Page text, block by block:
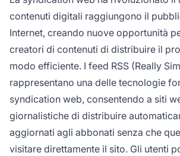
contenuti digitali raggiungono il
Internet, creando nuove opportunità
creatori di contenuti di distribuire il
modo efficiente. I feed RSS (Really
rappresentano una delle tecnologie
syndication web, consentendo a siti
giornalistiche di distribuire
aggiornati agli abbonati senza che
visitare direttamente il sito. Gli utenti